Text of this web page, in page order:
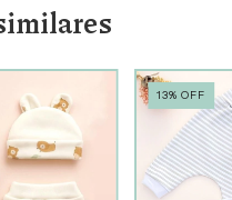
13%OFF